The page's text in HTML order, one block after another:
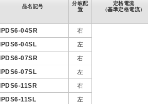
品名記号
分岐配
置
定格電流
（基準定格電流）
IPDS6-04SR 右
IPDS6-04SL
左
IPDS6-07SR
右
IPDS6-07SL
左
IPDS6-11SR
右
IPDS6-11SL
左